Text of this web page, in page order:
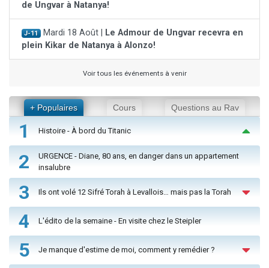
de Ungvar à Natanya!
J-11 Mardi 18 Août |
Le Admour de Ungvar recevra en
plein Kikar de Natanya à Alonzo!
Voir tous les événements à venir
+ Populaires Cours Questions au Rav
1 Histoire - À bord du Titanic
2
URGENCE - Diane, 80 ans, en danger dans un appartement
insalubre
3 Ils ont volé 12 Sifré Torah à Levallois… mais pas la Torah
4 L'édito de la semaine - En visite chez le Steipler
5 Je manque d'estime de moi, comment y remédier ?